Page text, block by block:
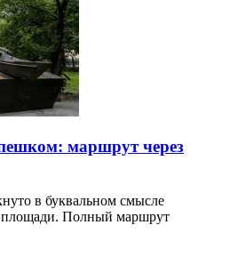
маршрут через
в буквальном смысле
площади. Полный маршрут